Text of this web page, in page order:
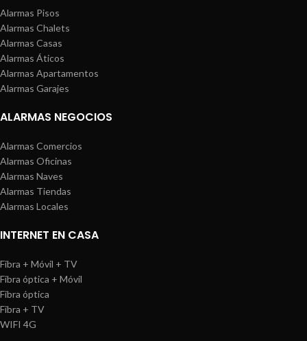
Alarmas Pisos
Alarmas Chalets
Alarmas Casas
Alarmas Áticos
Alarmas Apartamentos
Alarmas Garajes
ALARMAS NEGOCIOS
Alarmas Comercios
Alarmas Oficinas
Alarmas Naves
Alarmas Tiendas
Alarmas Locales
INTERNET EN CASA
Fibra + Móvil + TV
Fibra óptica + Móvil
Fibra óptica
Fibra + TV
WIFI 4G